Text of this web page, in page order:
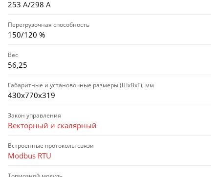
253 А/298 А
Перегрузочная способность
150/120 %
Вес
56,25
Габаритные и установочные размеры (ШхВхГ), мм
430х770х319
Закон управления
Векторный и скалярный
Встроенные протоколы связи
Modbus RTU